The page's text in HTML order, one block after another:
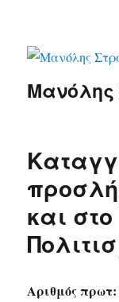
Μανόλης
και
Αριθμός πρωτ: